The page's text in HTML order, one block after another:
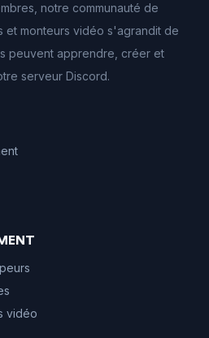
notre communauté de
et monteurs vidéo s'agrandit de
peuvent apprendre, créer et
serveur Discord.
vidéo